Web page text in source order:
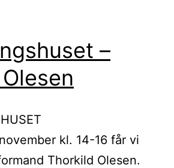
–
kl. 14-16 får vi
Thorkild Olesen.